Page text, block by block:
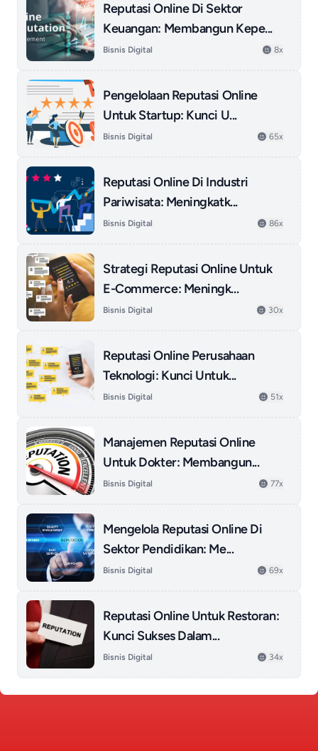
Reputasi Online Di Sektor
Keuangan: Membangun Kepe...
Bisnis Digital 8x
Pengelolaan Reputasi Online
Untuk Startup: Kunci U...
Bisnis Digital 65x
Reputasi Online Di Industri
Pariwisata: Meningkatk...
Bisnis Digital 86x
Strategi Reputasi Online Untuk
E-Commerce: Meningk...
Bisnis Digital 30x
Reputasi Online Perusahaan
Teknologi: Kunci Untuk...
Bisnis Digital 51x
Manajemen Reputasi Online
Untuk Dokter: Membangun...
Bisnis Digital 77x
Mengelola Reputasi Online Di
Sektor Pendidikan: Me...
Bisnis Digital 69x
Reputasi Online Untuk Restoran:
Kunci Sukses Dalam...
Bisnis Digital 34x